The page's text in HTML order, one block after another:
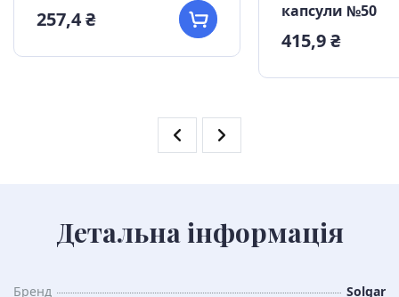
257,4 ₴
капсули №50
415,9 ₴
Детальна інформація
Бренд Solgar